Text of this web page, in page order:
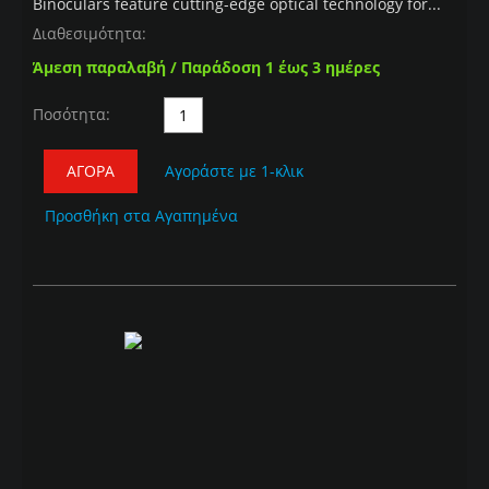
Διαθεσιμότητα:
Άμεση παραλαβή / Παράδοση 1 έως 3 ημέρες
Ποσότητα:
ΑΓΟΡΆ Αγοράστε με 1-κλικ
Προσθήκη στα Αγαπημένα